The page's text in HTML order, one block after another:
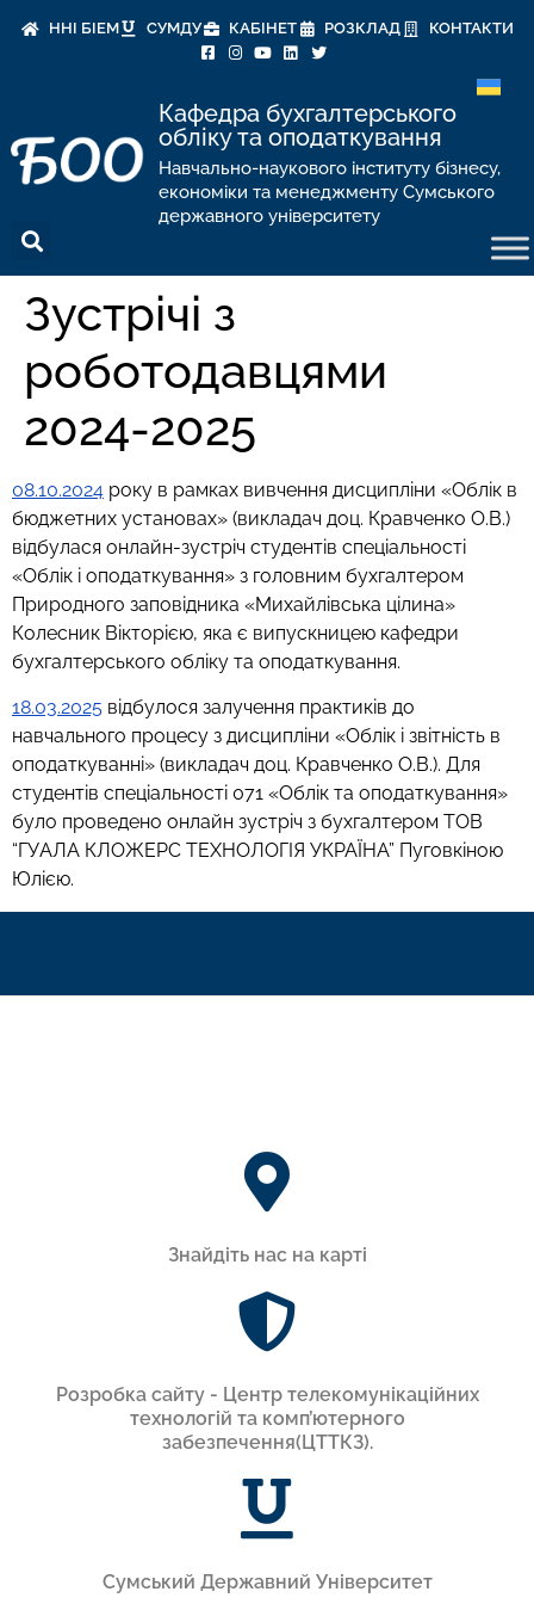
ННІ БІЕМ СУМДУ КАБІНЕТ РОЗКЛАД КОНТАКТИ
Кафедра бухгалтерського
обліку та оподаткування
Навчально-наукового інституту бізнесу,
економіки та менеджменту Сумського
державного університету
Зустрічі з
роботодавцями
2024-2025
08.10.2024 року в рамках вивчення дисципліни «Облік в
бюджетних установах» (викладач доц. Кравченко О.В.)
відбулася онлайн-зустріч студентів спеціальності
«Облік і оподаткування» з головним бухгалтером
Природного заповідника «Михайлівська цілина»
Колесник Вікторією, яка є випускницею кафедри
бухгалтерського обліку та оподаткування.
18.03.2025 відбулося залучення практиків до
навчального процесу з дисципліни «Облік і звітність в
оподаткуванні» (викладач доц. Кравченко О.В.). Для
студентів спеціальності 071 «Облік та оподаткування»
було проведено онлайн зустріч з бухгалтером ТОВ
“ГУАЛА КЛОЖЕРС ТЕХНОЛОГІЯ УКРАЇНА” Пуговкіною
Юлією.
Знайдіть нас на карті
Розробка сайту - Центр телекомунікаційних
технологій та комп’ютерного
забезпечення(ЦТТКЗ).
Сумський Державний Університет